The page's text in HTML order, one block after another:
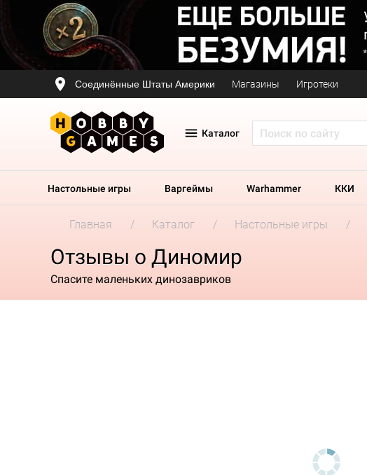
Соединённые Штаты Америки Магазины Игротеки
Каталог
Настольные игры Варгеймы Warhammer ККИ
Главная Каталог Настольные игры
Отзывы о Диномир
Спасите маленьких динозавриков